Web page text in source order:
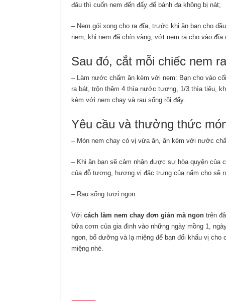
đâu thì cuốn nem đến đấy để bánh đa không bị nát;
– Nem gói xong cho ra đĩa, trước khi ăn bạn cho
nem, khi nem đã chín vàng, vớt nem ra cho vào đĩa
Sau đó, cắt mỗi chiếc nem
– Làm nước chấm ăn kèm với nem: Bạn cho vào
ra bát, trộn thêm 4 thìa nước tương, 1/3 thìa tiêu,
kèm với nem chay và rau sống rồi đấy.
Yêu cầu và thưởng thức
– Món nem chay có vị vừa ăn, ăn kèm với nước
– Khi ăn bạn sẽ cảm nhận được sự hòa quyện của
của đỗ tương, hương vị đặc trưng của nấm cho sẽ
– Rau sống tươi ngon.
Với cách làm nem chay đơn giản mà ngon trên
bữa cơm của gia đình vào những ngày mồng 1,
ngon, bổ dưỡng và lạ miệng để bạn đổi khẩu vị cho
miệng nhé.